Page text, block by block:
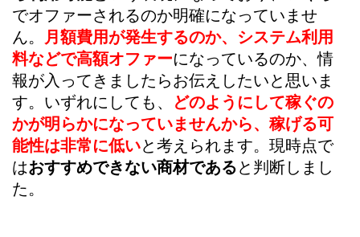
でオファーされるのか明確になっていませ
ん。
月額費用が発生するのか、システム利用
料などで高額オファーになっているのか、情
報が入ってきましたらお伝えしたいと思いま
す。いずれにしても、
どのようにして稼ぐの
かが明らかになっていませんから、稼げる可
能性は非常に低いと考えられます。現時点で
はおすすめできない商材であると判断しまし
た。